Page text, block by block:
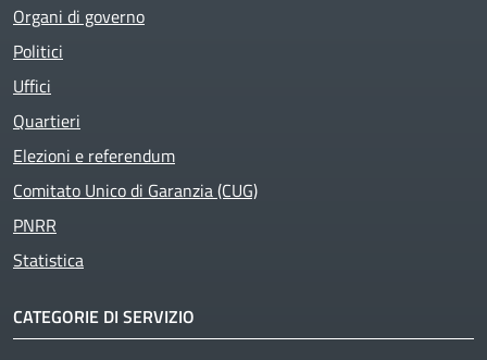
Organi di governo
Politici
Uffici
Quartieri
Elezioni e referendum
Comitato Unico di Garanzia (CUG)
PNRR
Statistica
CATEGORIE DI SERVIZIO